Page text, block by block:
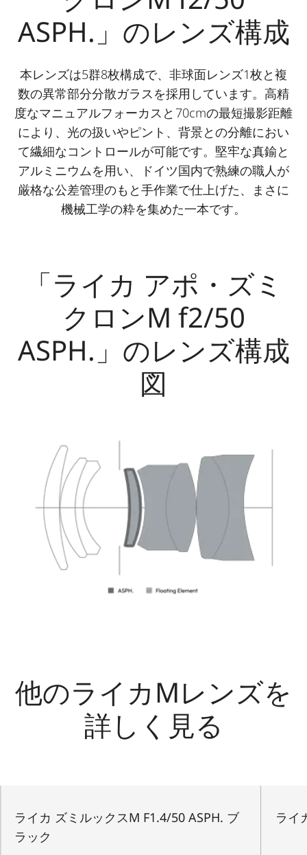
ASPH.」のレンズ構成
本レンズは5群8枚構成で、非球面レンズ1枚と複
数の異常部分分散ガラスを採用しています。高精
度なマニュアルフォーカスと70cmの最短撮影距離
により、光の扱いやピント、背景との分離におい
て繊細なコントロールが可能です。堅牢な真鍮と
アルミニウムを用い、ドイツ国内で熟練の職人が
厳格な公差管理のもと手作業で仕上げた、まさに
機械工学の粋を集めた一本です。
「ライカ アポ・ズミ
クロンM f2/50
ASPH.」のレンズ構成
図
他のライカMレンズを
詳しく見る
ライカ ズミルックスM F1.4/50 ASPH. ブ
ラック
ライ